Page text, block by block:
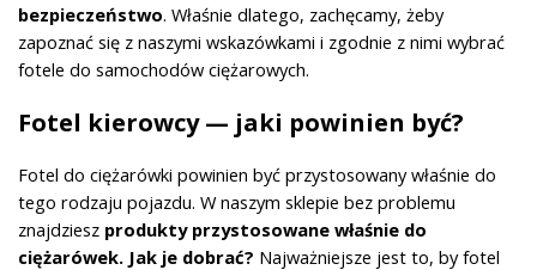
bezpieczeństwo. Właśnie dlatego, zachęcamy, żeby
zapoznać się z naszymi wskazówkami i zgodnie z nimi wybrać
fotele do samochodów ciężarowych.
Fotel kierowcy — jaki powinien być?
Fotel do ciężarówki powinien być przystosowany właśnie do
tego rodzaju pojazdu. W naszym sklepie bez problemu
znajdziesz produkty przystosowane właśnie do
ciężarówek. Jak je dobrać? Najważniejsze jest to, by fotel